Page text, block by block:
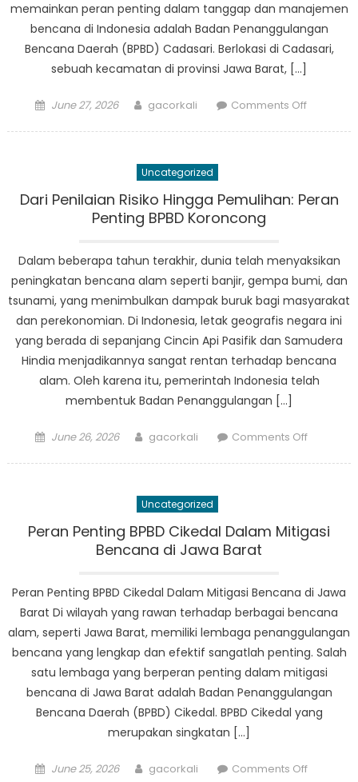
memainkan peran penting dalam tanggap dan manajemen
bencana di Indonesia adalah Badan Penanggulangan
Bencana Daerah (BPBD) Cadasari. Berlokasi di Cadasari,
sebuah kecamatan di provinsi Jawa Barat, […]
Posted
June 27, 2026 Author
gacorkali Comments Offon
Vital
Uncategorized
Dari Penilaian Risiko Hingga Pemulihan: Peran
Penting BPBD Koroncong
Dalam beberapa tahun terakhir, dunia telah menyaksikan
peningkatan bencana alam seperti banjir, gempa bumi, dan
tsunami, yang menimbulkan dampak buruk bagi masyarakat
dan perekonomian. Di Indonesia, letak geografis negara ini
yang berada di sepanjang Cincin Api Pasifik dan Samudera
Hindia menjadikannya sangat rentan terhadap bencana
alam. Oleh karena itu, pemerintah Indonesia telah
membentuk Badan Penanggulangan […]
Posted
June 26, 2026 Author
gacorkali Comments Offon
Peran
Uncategorized
Peran Penting BPBD Cikedal Dalam Mitigasi
Bencana di Jawa Barat
Peran Penting BPBD Cikedal Dalam Mitigasi Bencana di Jawa
Barat Di wilayah yang rawan terhadap berbagai bencana
alam, seperti Jawa Barat, memiliki lembaga penanggulangan
bencana yang lengkap dan efektif sangatlah penting. Salah
satu lembaga yang berperan penting dalam mitigasi
bencana di Jawa Barat adalah Badan Penanggulangan
Bencana Daerah (BPBD) Cikedal. BPBD Cikedal yang
merupakan singkatan […]
Posted
June 25, 2026 Author
gacorkali Comments Offon